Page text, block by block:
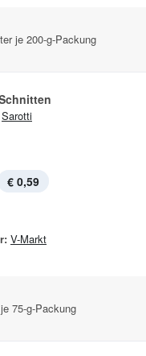
je 200-g-Packung
Sarotti
€ 0,59
V-Markt
75-g-Packung